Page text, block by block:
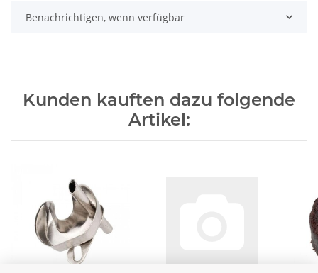
Benachrichtigen, wenn verfügbar
Kunden kauften dazu folgende
Artikel: